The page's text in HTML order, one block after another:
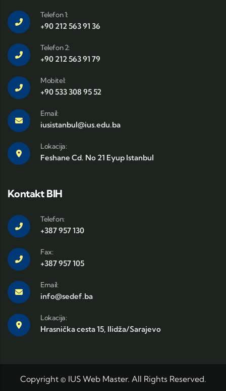
Telefon 1:
+90 212 563 91 36
Telefon 2:
+90 212 563 91 79
Mobitel:
+90 533 308 95 52
Email:
iusistanbul@ius.edu.ba
Lokacija:
Feshane Cd. No 21 Eyup Istanbul
Kontakt BIH
Telefon:
+387 957 130
Fax:
+387 957 105
Email:
info@sedef.ba
Lokacija:
Hrasnička cesta 15, Ilidža/Sarajevo
Copyright © IUS Web Master. All Rights Reserved.